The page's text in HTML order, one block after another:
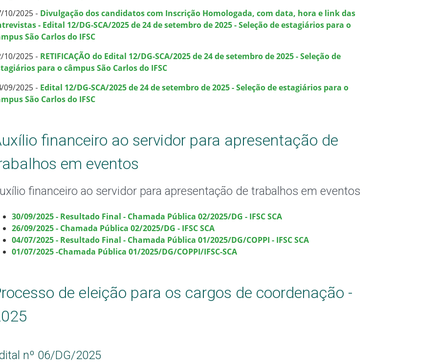
10/2025 - Divulgação dos candidatos com Inscrição Homologada, com data, hora e link das
- Edital 12/DG-SCA/2025 de 24 de setembro de 2025 - Seleção de estagiários para o
São Carlos do IFSC
10/2025 - RETIFICAÇÃO do Edital 12/DG-SCA/2025 de 24 de setembro de 2025 - Seleção de
para o câmpus São Carlos do IFSC
09/2025 - Edital 12/DG-SCA/2025 de 24 de setembro de 2025 - Seleção de estagiários para o
São Carlos do IFSC
financeiro ao servidor para apresentação de
em eventos
financeiro ao servidor para apresentação de trabalhos em eventos
30/09/2025 - Resultado Final - Chamada Pública 02/2025/DG - IFSC SCA
26/09/2025 - Chamada Pública 02/2025/DG - IFSC SCA
04/07/2025 - Resultado Final - Chamada Pública 01/2025/DG/COPPI - IFSC SCA
01/07/2025 -Chamada Pública 01/2025/DG/COPPI/IFSC-SCA
de eleição para os cargos de coordenação -
nº 06/DG/2025